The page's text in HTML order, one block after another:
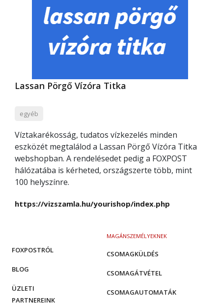
Lassan Pörgő Vízóra Titka
egyéb
Víztakarékosság, tudatos vízkezelés minden
eszközét megtalálod a Lassan Pörgő Vízóra Titka
webshopban. A rendelésedet pedig a FOXPOST
hálózatába is kérheted, országszerte több, mint
100 helyszínre.
https://vizszamla.hu/yourishop/index.php
MAGÁNSZEMÉLYEKNEK
CSOMAGKÜLDÉS
CSOMAGÁTVÉTEL
CSOMAGAUTOMATÁK
FOXPOSTRÓL
BLOG
ÜZLETI
PARTNEREINK